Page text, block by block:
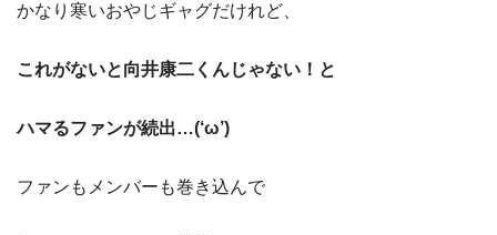
かなり寒いおやじギャグだけれど、
これがないと向井康二くんじゃない！と
ハマるファンが続出…(‘ω’)
ファンもメンバーも巻き込んで